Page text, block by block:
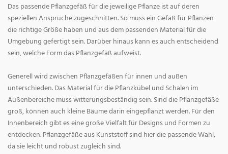
Das passende Pflanzgefäß für die jeweilige Pflanze ist auf deren
speziellen Ansprüche zugeschnitten. So muss ein Gefäß für Pflanzen
die richtige Größe haben und aus dem passenden Material für die
Umgebung gefertigt sein. Darüber hinaus kann es auch entscheidend
sein, welche Form das Pflanzgefäß aufweist.
Generell wird zwischen Pflanzgefäßen für innen und außen
unterschieden. Das Material für die Pflanzkübel und Schalen im
Außenbereiche muss witterungsbeständig sein. Sind die Pflanzgefäße
groß, können auch kleine Bäume darin eingepflanzt werden. Für den
Innenbereich gibt es eine große Vielfalt für Designs und Formen zu
entdecken. Pflanzgefäße aus Kunststoff sind hier die passende Wahl,
da sie leicht und robust zugleich sind.